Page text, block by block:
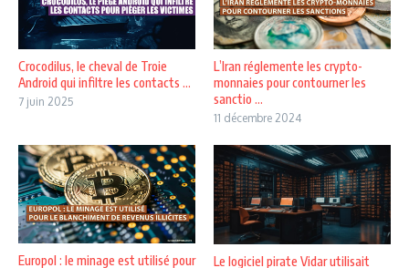
Crocodilus, le cheval de Troie
Android qui infiltre les contacts ...
7 juin 2025
L’Iran réglemente les crypto-
monnaies pour contourner les
sanctio ...
11 décembre 2024
Europol : le minage est utilisé pour
Le logiciel pirate Vidar utilisait